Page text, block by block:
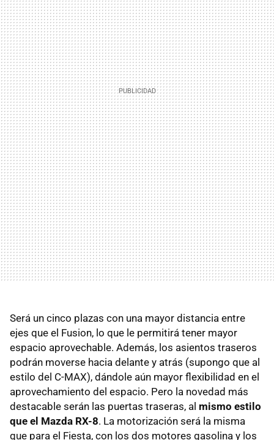
Será un cinco plazas con una mayor distancia entre
ejes que el Fusion, lo que le permitirá tener mayor
espacio aprovechable. Además, los asientos traseros
podrán moverse hacia delante y atrás (supongo que al
estilo del C-MAX), dándole aún mayor flexibilidad en el
aprovechamiento del espacio. Pero la novedad más
destacable serán las puertas traseras, al mismo estilo
que el Mazda RX-8. La motorización será la misma
que para el Fiesta, con los dos motores gasolina y los